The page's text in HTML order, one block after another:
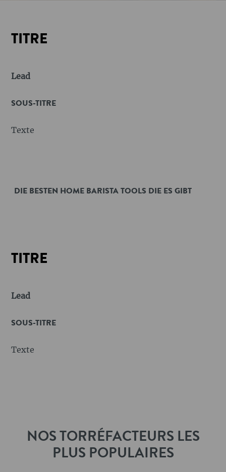
TITRE
Lead
SOUS-TITRE
Texte
DIE BESTEN HOME BARISTA TOOLS DIE ES GIBT
TITRE
Lead
SOUS-TITRE
Texte
NOS TORRÉFACTEURS LES
PLUS POPULAIRES